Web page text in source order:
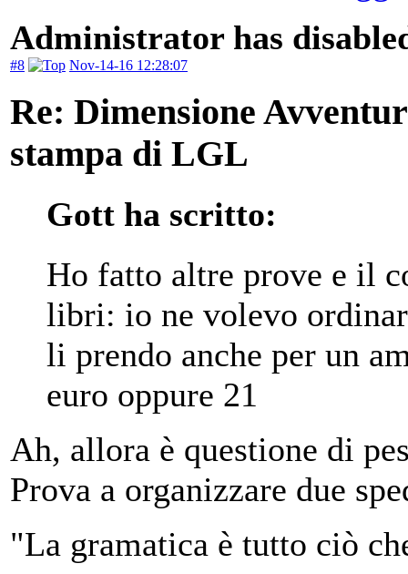
Administrator has
#8 Nov-14-16 12:28:07
Re: Dimensione
stampa di LGL
Gott ha scritto:
Ho fatto altre prove e il
libri: io ne volevo
li prendo anche per un
euro oppure 21
Ah, allora è questione di
Prova a organizzare due
"La gramatica è tutto ciò